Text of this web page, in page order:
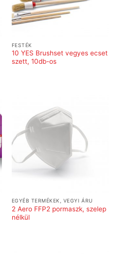
FESTÉK
10 YES Brushset vegyes ecset
szett, 10db-os
EGYÉB TERMÉKEK, VEGYI ÁRU
2 Aero FFP2 pormaszk, szelep
nélkül